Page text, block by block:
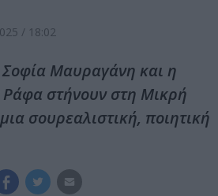
/ 18:02
Σοφία Μαυραγάνη και η
Ράφα στήνουν στη Μικρή
σουρεαλιστική, ποιητική